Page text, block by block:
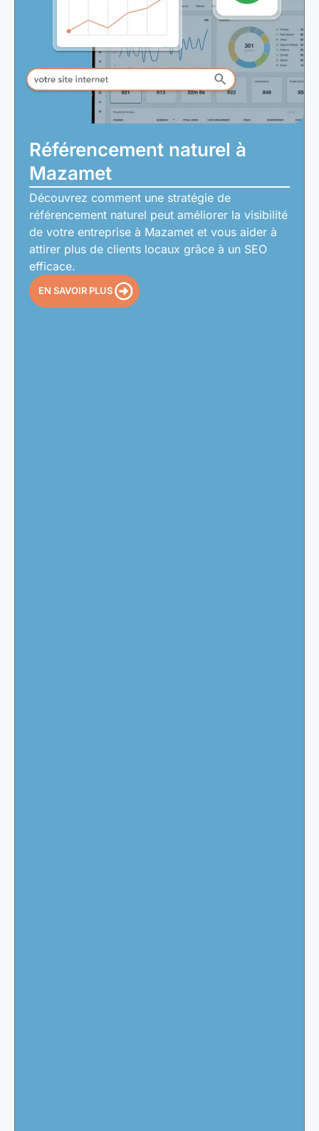
Référencement naturel à
Mazamet
Découvrez comment une stratégie de
référencement naturel peut améliorer la visibilité
de votre entreprise à Mazamet et vous aider à
attirer plus de clients locaux grâce à un SEO
efficace.
EN SAVOIR PLUS